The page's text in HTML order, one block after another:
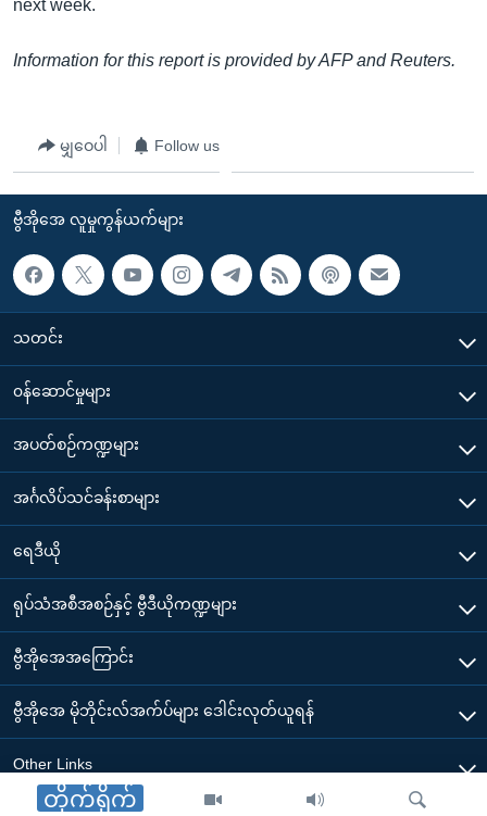
တိုက်ရိုက်
next week.
Information for this report is provided by AFP and Reuters.
မျှဝေပါ Follow us
ဗွီအိုအေ လူမှုကွန်ယက်များ
သတင်း
၀န်ဆောင်မှုများ
အပတ်စဉ်ကဏ္ဍများ
အင်္ဂလိပ်သင်ခန်းစာများ
ရေဒီယို
ရုပ်သံအစီအစဉ်နှင့် ဗွီဒီယိုကဏ္ဍများ
ဗွီအိုအေအကြောင်း
ဗွီအိုအေ မိုဘိုင်းလ်အက်ပ်များ ဒေါင်းလုတ်ယူရန်
Other Links